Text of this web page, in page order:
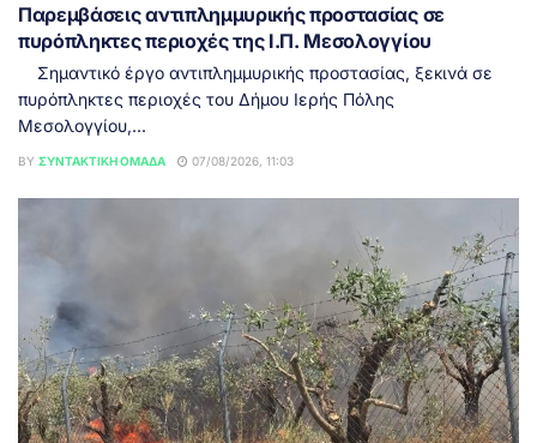
Παρεμβάσεις αντιπλημμυρικής προστασίας σε
πυρόπληκτες περιοχές της Ι.Π. Μεσολογγίου
Σημαντικό έργο αντιπλημμυρικής προστασίας, ξεκινά σε
πυρόπληκτες περιοχές του Δήμου Ιερής Πόλης
Μεσολογγίου,...
BY ΣΥΝΤΑΚΤΙΚΉ ΟΜΆΔΑ 07/08/2026, 11:03